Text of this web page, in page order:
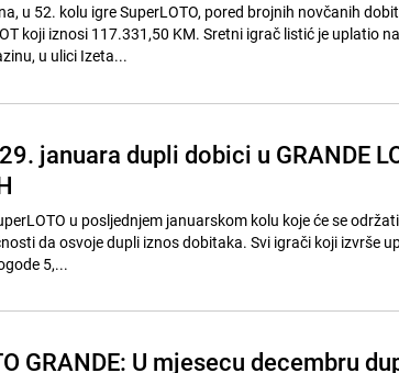
u 52. kolu igre SuperLOTO, pored brojnih novčanih
koji iznosi 117.331,50 KM. Sretni igrač listić je uplatio
u ulici Izeta...
januara dupli dobici u GRANDE
u posljednjem januarskom kolu koje će se
da osvoje dupli iznos dobitaka. Svi igrači koji izvrše
5,...
GRANDE: U mjesecu decembru